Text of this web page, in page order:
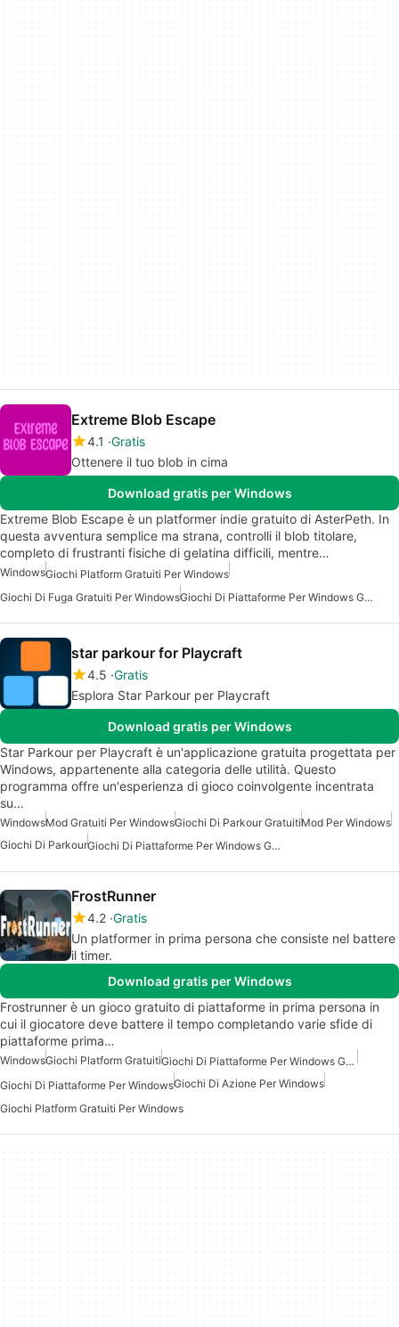
Extreme Blob Escape
4.1 Gratis
Ottenere il tuo blob in cima
Download gratis per Windows
Extreme Blob Escape è un platformer indie gratuito di AsterPeth. In
questa avventura semplice ma strana, controlli il blob titolare,
completo di frustranti fisiche di gelatina difficili, mentre…
WindowsGiochi Platform Gratuiti Per Windows
Giochi Di Fuga Gratuiti Per Windows
Giochi Di Piattaforme Per Windows Gratuiti
star parkour for Playcraft
4.5 Gratis
Esplora Star Parkour per Playcraft
Download gratis per Windows
Star Parkour per Playcraft è un'applicazione gratuita progettata per
Windows, appartenente alla categoria delle utilità. Questo
programma offre un'esperienza di gioco coinvolgente incentrata
su…
WindowsMod Gratuiti Per WindowsGiochi Di Parkour GratuitiMod Per Windows
Giochi Di Parkour
Giochi Di Piattaforme Per Windows Gratuiti
FrostRunner
4.2 Gratis
Un platformer in prima persona che consiste nel battere
il timer.
Download gratis per Windows
Frostrunner è un gioco gratuito di piattaforme in prima persona in
cui il giocatore deve battere il tempo completando varie sfide di
piattaforme prima…
WindowsGiochi Platform Gratuiti
Giochi Di Piattaforme Per Windows Gratuiti
Giochi Di Piattaforme Per WindowsGiochi Di Azione Per Windows
Giochi Platform Gratuiti Per Windows